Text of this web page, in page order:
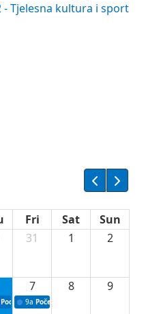
- Tjelesna kultura i sport
Fri Sat
Sun
ugovora sa neprofitnim
31 1 2
ugovora o stipendijama za
Podrška razvoju vodne infrastrukture u
7
9a Početak izgradnje nove
8 9